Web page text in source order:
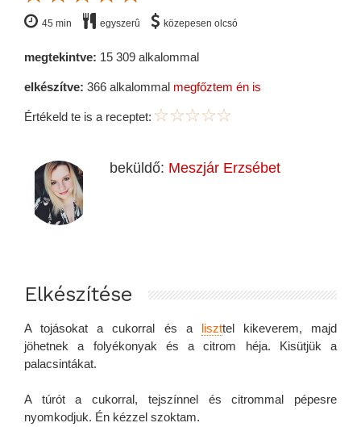
45 min egyszerû közepesen olcsó
megtekintve: 15 309 alkalommal
elkészítve: 366 alkalommal megfőztem én is
Értékeld te is a receptet:
beküldő: Meszjár Erzsébet
Elkészítése
A tojásokat a cukorral és a liszttel kikeverem, majd
jöhetnek a folyékonyak és a citrom héja. Kisütjük a
palacsintákat.
A túrót a cukorral, tejszínnel és citrommal pépesre
nyomkodjuk. Én kézzel szoktam.